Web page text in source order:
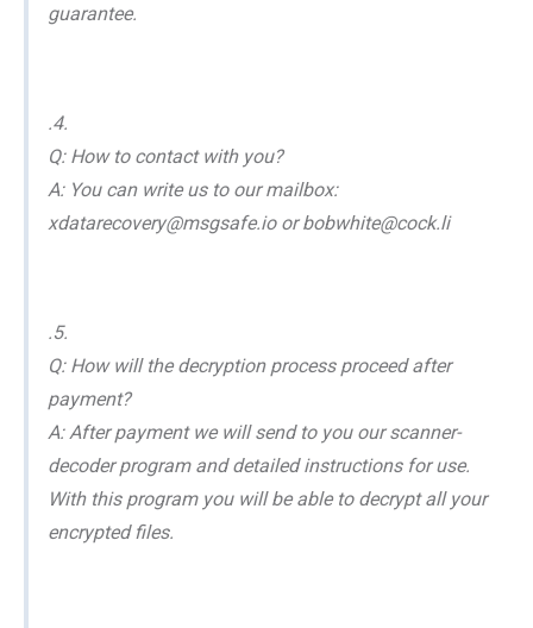
guarantee.
.4.
Q: How to contact with you?
A: You can write us to our mailbox:
xdatarecovery@msgsafe.io or bobwhite@cock.li
.5.
Q: How will the decryption process proceed after
payment?
A: After payment we will send to you our scanner-
decoder program and detailed instructions for use.
With this program you will be able to decrypt all your
encrypted files.